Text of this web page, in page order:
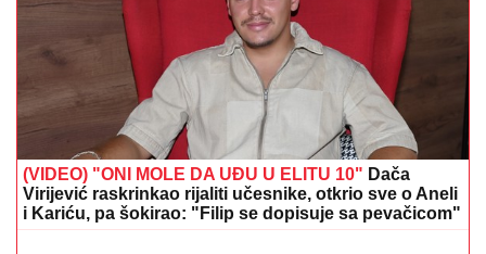
(VIDEO) "ONI MOLE DA UĐU U ELITU 10" Dača
Virijević raskrinkao rijaliti učesnike, otkrio sve o Aneli
i Kariću, pa šokirao: "Filip se dopisuje sa pevačicom"